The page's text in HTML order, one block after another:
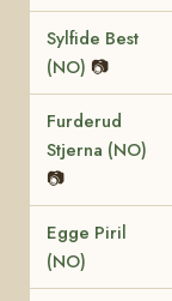
Sylfide Best
(NO) 📷
Furderud
Stjerna (NO)
📷
Egge Piril
(NO)